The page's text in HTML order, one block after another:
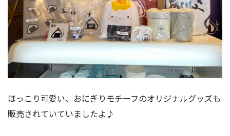
ほっこり可愛い、おにぎりモチーフのオリジナルグッズも
販売されていていましたよ♪